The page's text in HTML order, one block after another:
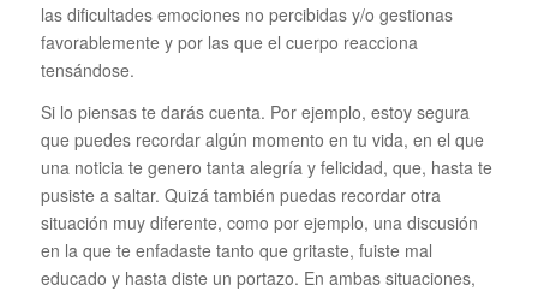
las dificultades emociones no percibidas y/o gestionas
favorablemente y por las que el cuerpo reacciona
tensándose.
Si lo piensas te darás cuenta. Por ejemplo, estoy segura
que puedes recordar algún momento en tu vida, en el que
una noticia te genero tanta alegría y felicidad, que, hasta te
pusiste a saltar. Quizá también puedas recordar otra
situación muy diferente, como por ejemplo, una discusión
en la que te enfadaste tanto que gritaste, fuiste mal
educado y hasta diste un portazo. En ambas situaciones,